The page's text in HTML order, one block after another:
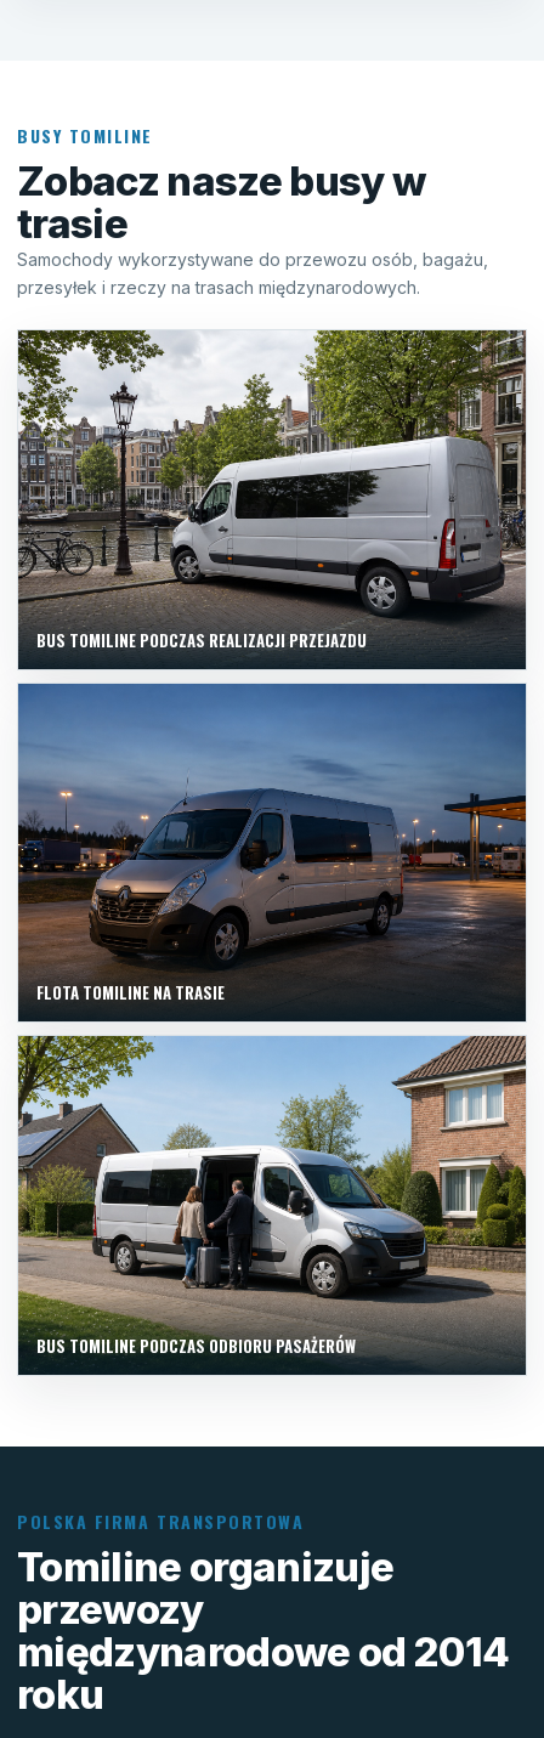
BUSY TOMILINE
Zobacz nasze busy w
trasie
Samochody wykorzystywane do przewozu osób, bagażu,
przesyłek i rzeczy na trasach międzynarodowych.
BUS TOMILINE PODCZAS REALIZACJI PRZEJAZDU
FLOTA TOMILINE NA TRASIE
BUS TOMILINE PODCZAS ODBIORU PASAŻERÓW
POLSKA FIRMA TRANSPORTOWA
Tomiline organizuje
przewozy
międzynarodowe od 2014
roku